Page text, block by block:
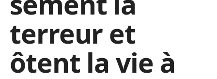
terreur et
ôtent la vie à